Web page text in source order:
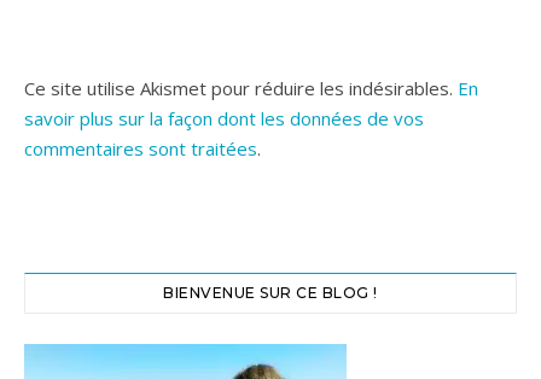
Ce site utilise Akismet pour réduire les indésirables. En
savoir plus sur la façon dont les données de vos
commentaires sont traitées.
BIENVENUE SUR CE BLOG !